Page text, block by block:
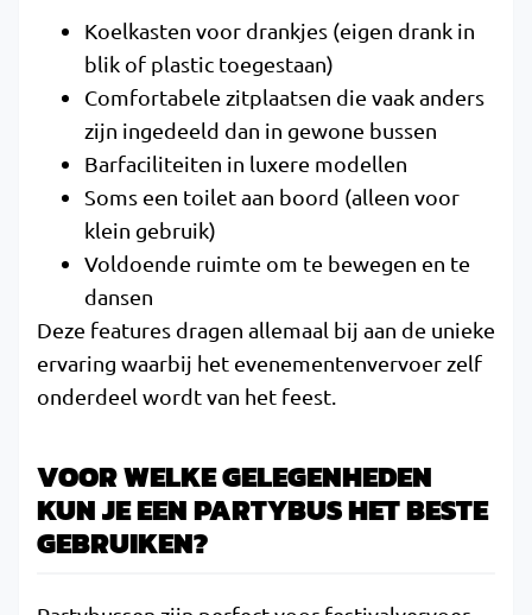
Koelkasten voor drankjes (eigen drank in
blik of plastic toegestaan)
Comfortabele zitplaatsen die vaak anders
zijn ingedeeld dan in gewone bussen
Barfaciliteiten in luxere modellen
Soms een toilet aan boord (alleen voor
klein gebruik)
Voldoende ruimte om te bewegen en te
dansen
Deze features dragen allemaal bij aan de unieke
ervaring waarbij het evenementenvervoer zelf
onderdeel wordt van het feest.
VOOR WELKE GELEGENHEDEN
KUN JE EEN PARTYBUS HET BESTE
GEBRUIKEN?